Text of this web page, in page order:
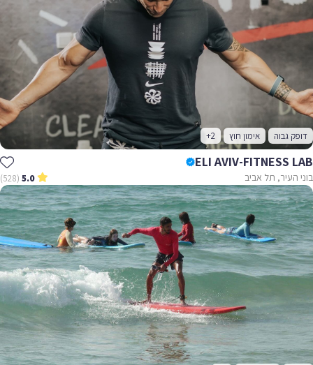
דופק גבוה אימון חוץ +2
ELI AVIV-FITNESS LAB
בוני העיר, תל אביב 5.0
(528)